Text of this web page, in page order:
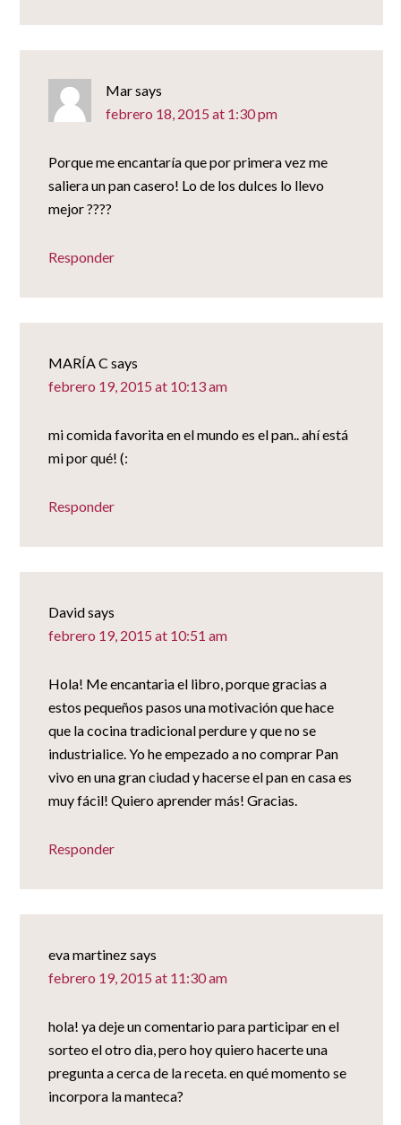
Marsays
febrero 18, 2015 at 1:30 pm
Porque me encantaría que por primera vez me
saliera un pan casero! Lo de los dulces lo llevo
mejor ????
Responder
MARÍA C says
febrero 19, 2015 at 10:13 am
mi comida favorita en el mundo es el pan.. ahí está
mi por qué! (:
Responder
Davidsays
febrero 19, 2015 at 10:51 am
Hola! Me encantaria el libro, porque gracias a
estos pequeños pasos una motivación que hace
que la cocina tradicional perdure y que no se
industrialice. Yo he empezado a no comprar Pan
vivo en una gran ciudad y hacerse el pan en casa es
muy fácil! Quiero aprender más! Gracias.
Responder
eva martinezsays
febrero 19, 2015 at 11:30 am
hola! ya deje un comentario para participar en el
sorteo el otro dia, pero hoy quiero hacerte una
pregunta a cerca de la receta. en qué momento se
incorpora la manteca?